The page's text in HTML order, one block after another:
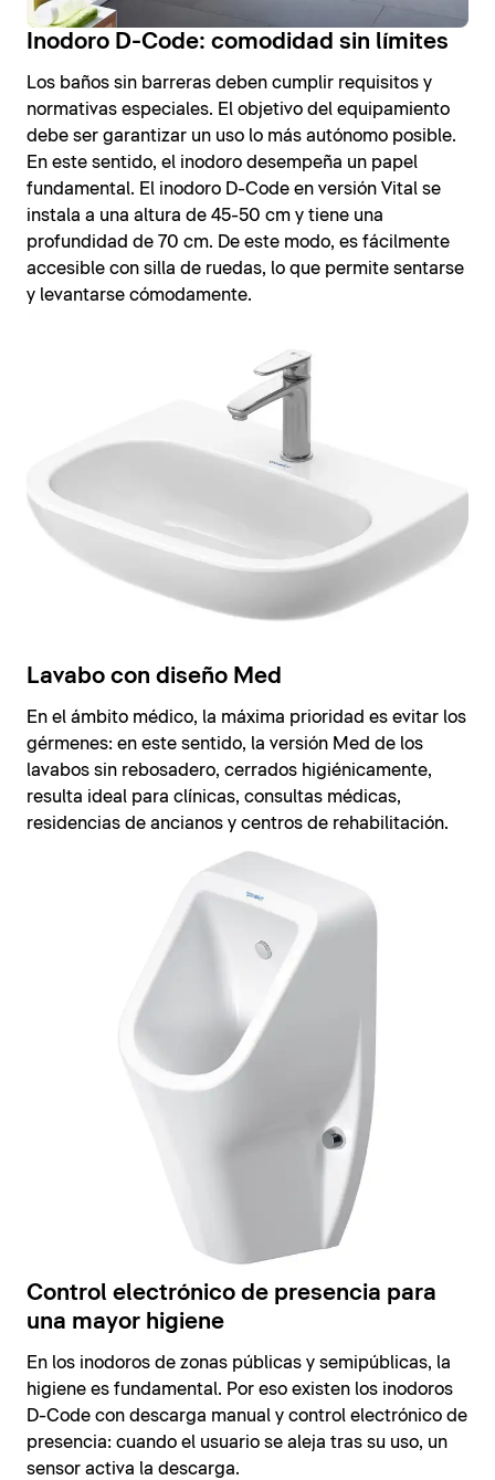
Inodoro D-Code: comodidad sin límites
Los baños sin barreras deben cumplir requisitos y
normativas especiales. El objetivo del equipamiento
debe ser garantizar un uso lo más autónomo posible.
En este sentido, el inodoro desempeña un papel
fundamental. El inodoro D-Code en versión Vital se
instala a una altura de 45-50 cm y tiene una
profundidad de 70 cm. De este modo, es fácilmente
accesible con silla de ruedas, lo que permite sentarse
y levantarse cómodamente.
Lavabo con diseño Med
En el ámbito médico, la máxima prioridad es evitar los
gérmenes: en este sentido, la versión Med de los
lavabos sin rebosadero, cerrados higiénicamente,
resulta ideal para clínicas, consultas médicas,
residencias de ancianos y centros de rehabilitación.
Control electrónico de presencia para
una mayor higiene
En los inodoros de zonas públicas y semipúblicas, la
higiene es fundamental. Por eso existen los inodoros
D-Code con descarga manual y control electrónico de
presencia: cuando el usuario se aleja tras su uso, un
sensor activa la descarga.